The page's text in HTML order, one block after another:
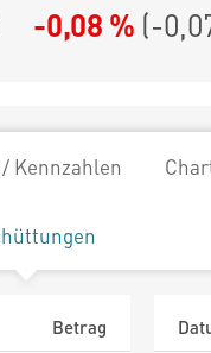
-0,08 % (-
Kennzahlen
Betrag